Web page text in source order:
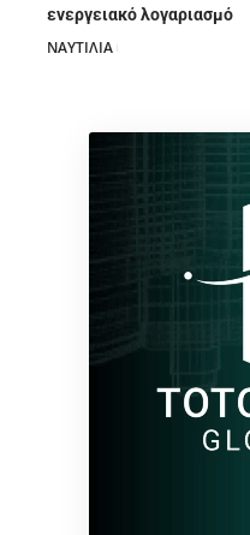
ενεργειακό λογαριασμό
ΝΑΥΤΙΛΙΑ